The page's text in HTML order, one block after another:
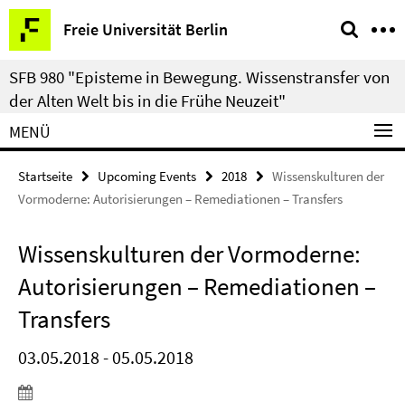
Springe
direkt
zu
Inhalt
Freie Universität Berlin
Service-
Navigation
SFB 980 "Episteme in Bewegung. Wissenstransfer von
der Alten Welt bis in die Frühe Neuzeit"
MENÜ
Startseite Upcoming Events 2018
Wissenskulturen der
Vormoderne: Autorisierungen – Remediationen – Transfers
Wissenskulturen der Vormoderne:
Autorisierungen – Remediationen –
Transfers
03.05.2018 - 05.05.2018